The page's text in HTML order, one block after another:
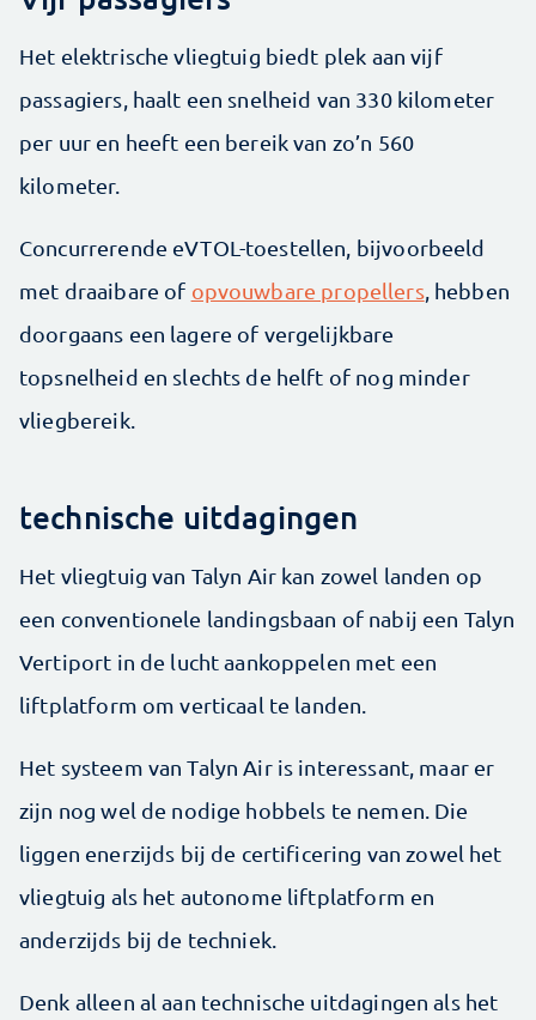
Het elektrische vliegtuig biedt plek aan vijf
passagiers, haalt een snelheid van 330 kilometer
per uur en heeft een bereik van zo’n 560
kilometer.
Concurrerende eVTOL-toestellen, bijvoorbeeld
met draaibare of opvouwbare propellers, hebben
doorgaans een lagere of vergelijkbare
topsnelheid en slechts de helft of nog minder
vliegbereik.
technische uitdagingen
Het vliegtuig van Talyn Air kan zowel landen op
een conventionele landingsbaan of nabij een Talyn
Vertiport in de lucht aankoppelen met een
liftplatform om verticaal te landen.
Het systeem van Talyn Air is interessant, maar er
zijn nog wel de nodige hobbels te nemen. Die
liggen enerzijds bij de certificering van zowel het
vliegtuig als het autonome liftplatform en
anderzijds bij de techniek.
Denk alleen al aan technische uitdagingen als het